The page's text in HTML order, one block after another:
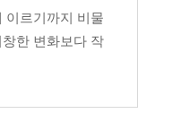
이르기까지 비물
한 변화보다 작